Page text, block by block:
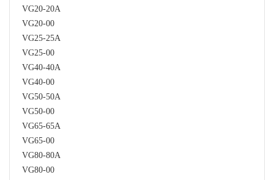
VG20-20A
VG20-00
VG25-25A
VG25-00
VG40-40A
VG40-00
VG50-50A
VG50-00
VG65-65A
VG65-00
VG80-80A
VG80-00